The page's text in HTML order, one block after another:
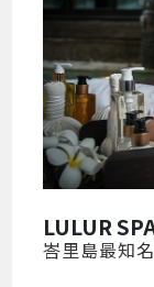
LULUR
峇里島最知